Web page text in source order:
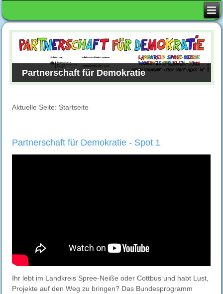
Partnerschaft für Demokratie
Aktuelle Seite: Startseite
Partnerschaft für Demokratie - Spot 1
Ihr lebt im Landkreis Spree-Neiße oder Cottbus und habt Lust,
Projekte auf den Weg zu bringen? Das Bundesprogramm